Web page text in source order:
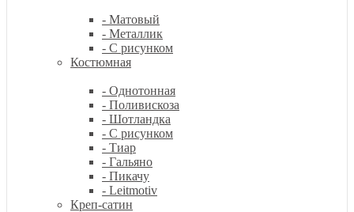
- Матовый
- Металлик
- С рисунком
Костюмная
- Однотонная
- Поливискоза
- Шотландка
- С рисунком
- Тиар
- Гальяно
- Пикачу
- Leitmotiv
Креп-сатин